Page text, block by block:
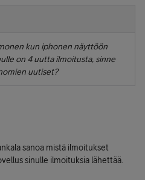
kun iphonen näyttöön
on 4 uutta ilmoitusta, sinne
uutiset?
sanoa mistä ilmoitukset
sinulle ilmoituksia lähettää.